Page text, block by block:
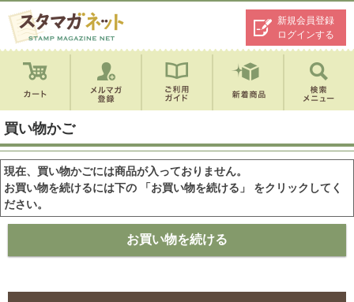
新規会員登録
ログインする
買い物かご
現在、買い物かごには商品が入っておりません。
お買い物を続けるには下の 「お買い物を続ける」 をクリックしてく
ださい。